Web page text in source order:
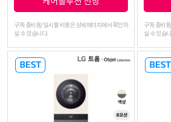
구독 총비용/일시불 비용은 상세페이지에서 확인하
실 수 있습니다.
구독 총비
실 수 있습